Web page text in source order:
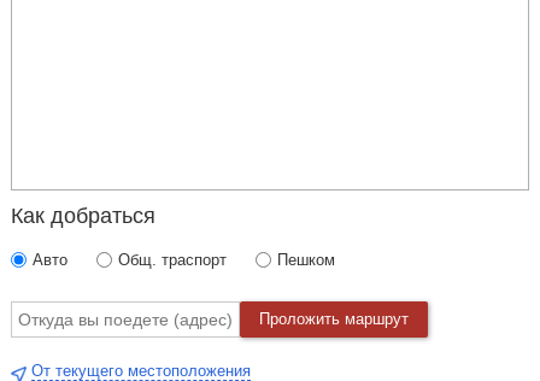
Как добраться
Авто Общ. траспорт Пешком
Проложить маршрут
От текущего местоположения